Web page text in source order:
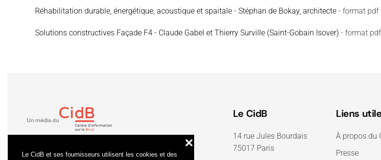
Le CidB et ses fournisseurs utilisent les cookies et des
❌
Réhabilitation durable, énergétique, acoustique et spaitale - Stéphan de Bokay, architecte - format pdf
Solutions constructives Façade F4 - Claude Gabel et Thierry Surville (Saint-Gobain Isover) - format
Le CidB
14 rue Jules Bourdais
75017 Paris
Liens
À propos du
Presse